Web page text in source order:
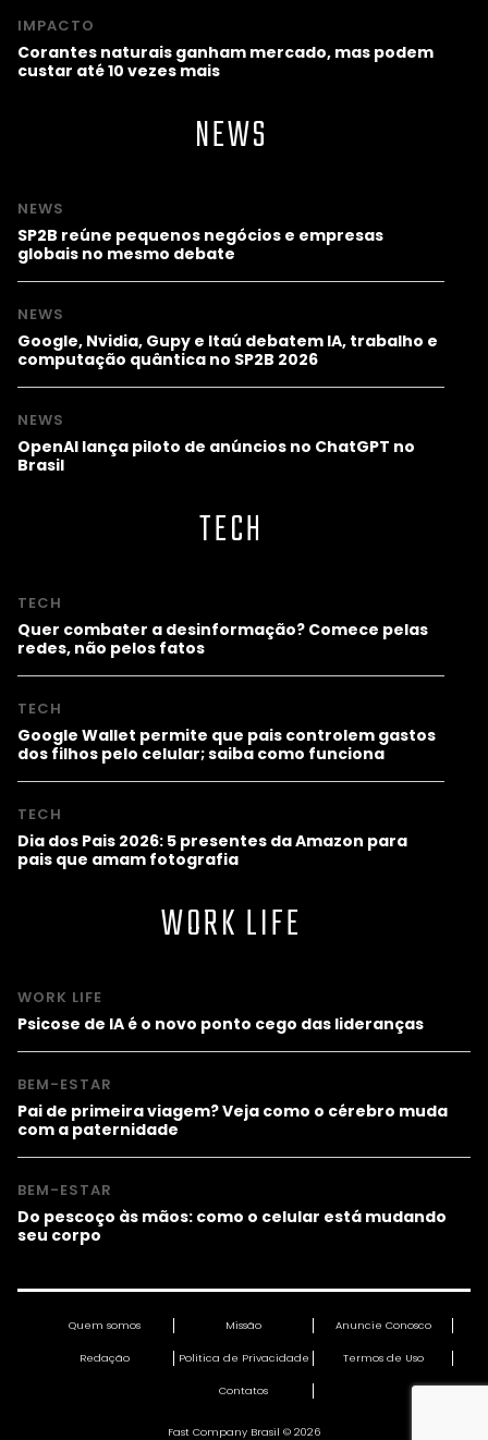
IMPACTO
Corantes naturais ganham mercado, mas podem
custar até 10 vezes mais
NEWS
NEWS
SP2B reúne pequenos negócios e empresas
globais no mesmo debate
NEWS
Google, Nvidia, Gupy e Itaú debatem IA, trabalho e
computação quântica no SP2B 2026
NEWS
OpenAI lança piloto de anúncios no ChatGPT no
Brasil
TECH
TECH
Quer combater a desinformação? Comece pelas
redes, não pelos fatos
TECH
Google Wallet permite que pais controlem gastos
dos filhos pelo celular; saiba como funciona
TECH
Dia dos Pais 2026: 5 presentes da Amazon para
pais que amam fotografia
WORK LIFE
WORK LIFE
Psicose de IA é o novo ponto cego das lideranças
BEM-ESTAR
Pai de primeira viagem? Veja como o cérebro muda
com a paternidade
BEM-ESTAR
Do pescoço às mãos: como o celular está mudando
seu corpo
Quem somos Missão Anuncie Conosco
Redação Política de Privacidade Termos de Uso
Contatos
Fast Company Brasil © 2026